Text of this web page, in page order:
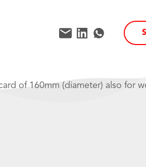
of 160mm (diameter) also for